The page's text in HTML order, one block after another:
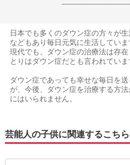
日本でも多くのダウン症の方々が
などもあり毎日元気に生活してい
現代でも、ダウン症の治療法は存
とりはダウン症だとも言われていま
ダウン症であっても幸せな毎日を
が、今後、ダウン症を治療する方
にはいられません。
芸能人の子供に関連するこち